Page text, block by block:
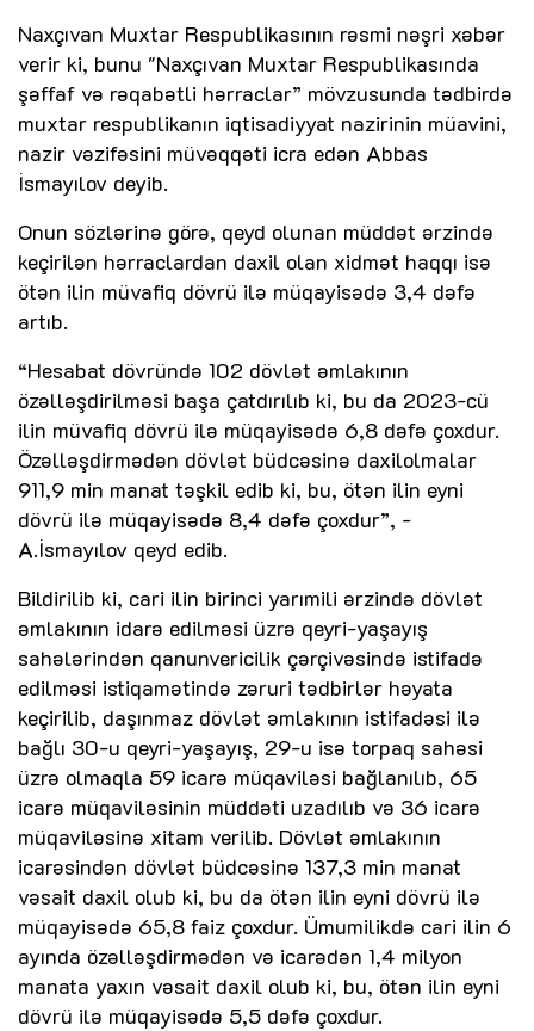
Naxçıvan Muxtar Respublikasının rəsmi nəşri xəbər
verir ki, bunu "Naxçıvan Muxtar Respublikasında
şəffaf və rəqabətli hərraclar” mövzusunda tədbirdə
muxtar respublikanın iqtisadiyyat nazirinin müavini,
nazir vəzifəsini müvəqqəti icra edən Abbas
İsmayılov deyib.
Onun sözlərinə görə, qeyd olunan müddət ərzində
keçirilən hərraclardan daxil olan xidmət haqqı isə
ötən ilin müvafiq dövrü ilə müqayisədə 3,4 dəfə
artıb.
“Hesabat dövründə 102 dövlət əmlakının
özəlləşdirilməsi başa çatdırılıb ki, bu da 2023-cü
ilin müvafiq dövrü ilə müqayisədə 6,8 dəfə çoxdur.
Özəlləşdirmədən dövlət büdcəsinə daxilolmalar
911,9 min manat təşkil edib ki, bu, ötən ilin eyni
dövrü ilə müqayisədə 8,4 dəfə çoxdur”, -
A.İsmayılov qeyd edib.
Bildirilib ki, cari ilin birinci yarımili ərzində dövlət
əmlakının idarə edilməsi üzrə qeyri-yaşayış
sahələrindən qanunvericilik çərçivəsində istifadə
edilməsi istiqamətində zəruri tədbirlər həyata
keçirilib, daşınmaz dövlət əmlakının istifadəsi ilə
bağlı 30-u qeyri-yaşayış, 29-u isə torpaq sahəsi
üzrə olmaqla 59 icarə müqaviləsi bağlanılıb, 65
icarə müqaviləsinin müddəti uzadılıb və 36 icarə
müqaviləsinə xitam verilib. Dövlət əmlakının
icarəsindən dövlət büdcəsinə 137,3 min manat
vəsait daxil olub ki, bu da ötən ilin eyni dövrü ilə
müqayisədə 65,8 faiz çoxdur. Ümumilikdə cari ilin 6
ayında özəlləşdirmədən və icarədən 1,4 milyon
manata yaxın vəsait daxil olub ki, bu, ötən ilin eyni
dövrü ilə müqayisədə 5,5 dəfə çoxdur.